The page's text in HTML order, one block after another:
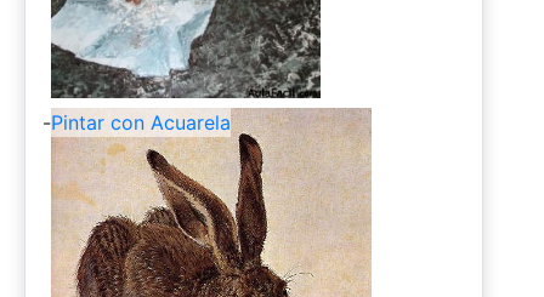
-Pintar con Acuarela